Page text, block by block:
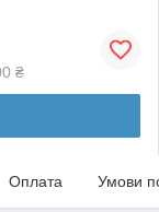
₴
Оплата Умови